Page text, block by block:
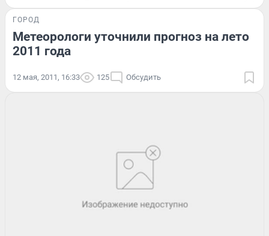
ГОРОД
Метеорологи уточнили прогноз на лето
2011 года
12 мая, 2011, 16:33 125 Обсудить